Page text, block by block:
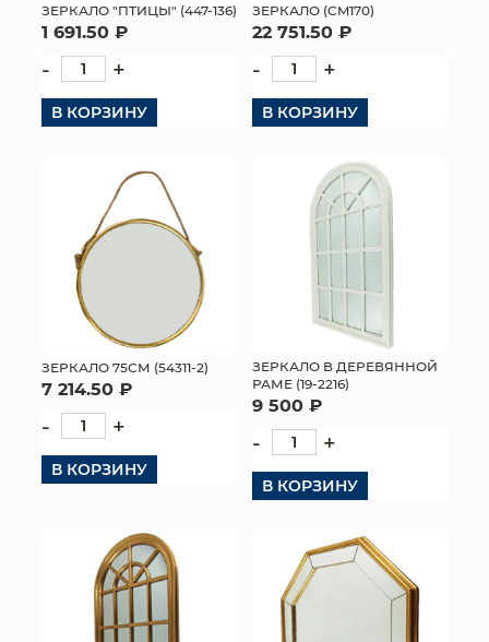
ОПТОВЫМ КЛИЕНТАМ
ДОСТАВКА И ОПЛАТА
ЗЕРКАЛО "ПТИЦЫ" (447-136)
1 691.50 ₽
- +
В КОРЗИНУ
ЗЕРКАЛО (CM170)
22 751.50 ₽
- +
В КОРЗИНУ
ЗЕРКАЛО 75СМ (54311-2)
7 214.50 ₽
- +
В КОРЗИНУ
ЗЕРКАЛО В ДЕРЕВЯННОЙ
РАМЕ (19-2216)
9 500 ₽
- +
В КОРЗИНУ